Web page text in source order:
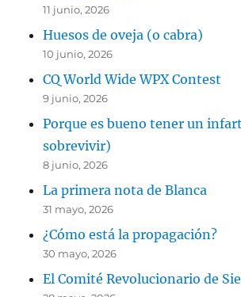
11 junio, 2026
Huesos de oveja (o cabra)
10 junio, 2026
CQ World Wide WPX Contest
9 junio, 2026
Porque es bueno tener un
sobrevivir)
8 junio, 2026
La primera nota de Blanca
31 mayo, 2026
¿Cómo está la propagación?
30 mayo, 2026
El Comité Revolucionario de